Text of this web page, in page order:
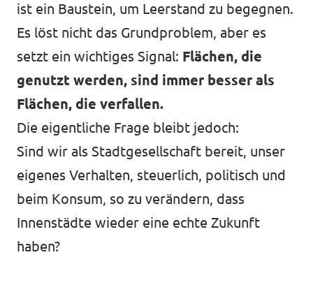
ist ein Baustein, um Leerstand zu begegnen.
Es löst nicht das Grundproblem, aber es
setzt ein wichtiges Signal: Flächen, die
genutzt werden, sind immer besser als
Flächen, die verfallen.
Die eigentliche Frage bleibt jedoch:
Sind wir als Stadtgesellschaft bereit, unser
eigenes Verhalten, steuerlich, politisch und
beim Konsum, so zu verändern, dass
Innenstädte wieder eine echte Zukunft
haben?